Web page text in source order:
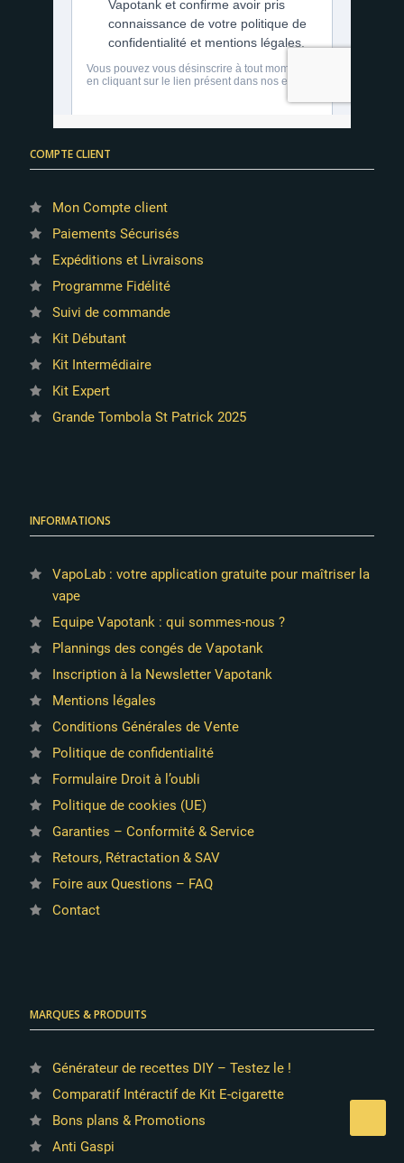
COMPTE CLIENT
Mon Compte client
Paiements Sécurisés
Expéditions et Livraisons
Programme Fidélité
Suivi de commande
Kit Débutant
Kit Intermédiaire
Kit Expert
Grande Tombola St Patrick 2025
INFORMATIONS
VapoLab : votre application gratuite pour maîtriser la
vape
Equipe Vapotank : qui sommes-nous ?
Plannings des congés de Vapotank
Inscription à la Newsletter Vapotank
Mentions légales
Conditions Générales de Vente
Politique de confidentialité
Formulaire Droit à l’oubli
Politique de cookies (UE)
Garanties – Conformité & Service
Retours, Rétractation & SAV
Foire aux Questions – FAQ
Contact
MARQUES & PRODUITS
Générateur de recettes DIY – Testez le !
Comparatif Intéractif de Kit E-cigarette
Bons plans & Promotions
Anti Gaspi